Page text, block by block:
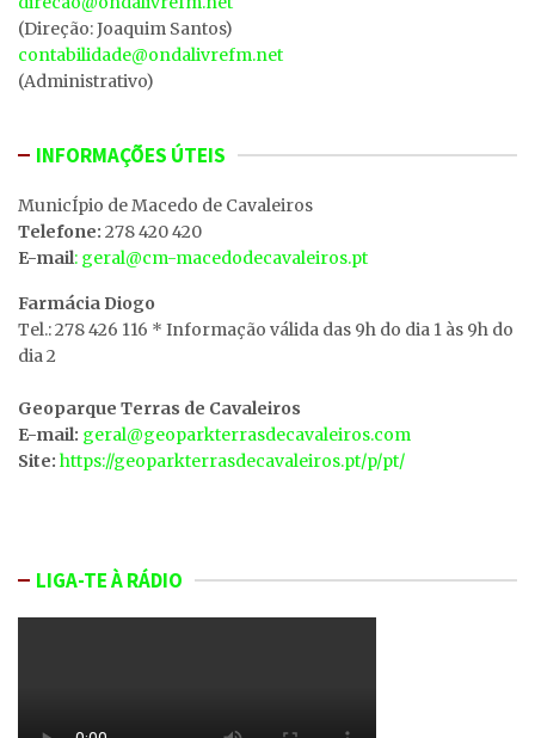
(Direção: Joaquim Santos)
contabilidade@ondalivrefm.net
(Administrativo)
INFORMAÇÕES ÚTEIS
MunicÍpio de Macedo de Cavaleiros
Telefone: 278 420 420
E-mail: geral@cm-macedodecavaleiros.pt
Farmácia Diogo
Tel.: 278 426 116 * Informação válida das 9h do dia 1 às 9h do
dia 2
Geoparque Terras de Cavaleiros
E-mail: geral@geoparkterrasdecavaleiros.com
Site: https://geoparkterrasdecavaleiros.pt/p/pt/
LIGA-TE À RÁDIO